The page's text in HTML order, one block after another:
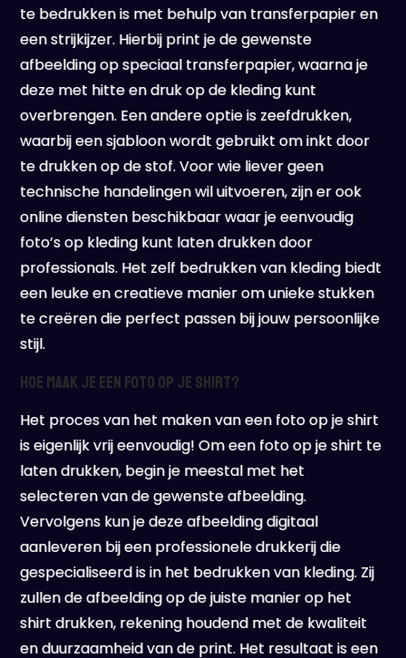
te bedrukken is met behulp van transferpapier en
een strijkijzer. Hierbij print je de gewenste
afbeelding op speciaal transferpapier, waarna je
deze met hitte en druk op de kleding kunt
overbrengen. Een andere optie is zeefdrukken,
waarbij een sjabloon wordt gebruikt om inkt door
te drukken op de stof. Voor wie liever geen
technische handelingen wil uitvoeren, zijn er ook
online diensten beschikbaar waar je eenvoudig
foto’s op kleding kunt laten drukken door
professionals. Het zelf bedrukken van kleding biedt
een leuke en creatieve manier om unieke stukken
te creëren die perfect passen bij jouw persoonlijke
stijl.
Hoe maak je een foto op je shirt?
Het proces van het maken van een foto op je shirt
is eigenlijk vrij eenvoudig! Om een foto op je shirt te
laten drukken, begin je meestal met het
selecteren van de gewenste afbeelding.
Vervolgens kun je deze afbeelding digitaal
aanleveren bij een professionele drukkerij die
gespecialiseerd is in het bedrukken van kleding. Zij
zullen de afbeelding op de juiste manier op het
shirt drukken, rekening houdend met de kwaliteit
en duurzaamheid van de print. Het resultaat is een